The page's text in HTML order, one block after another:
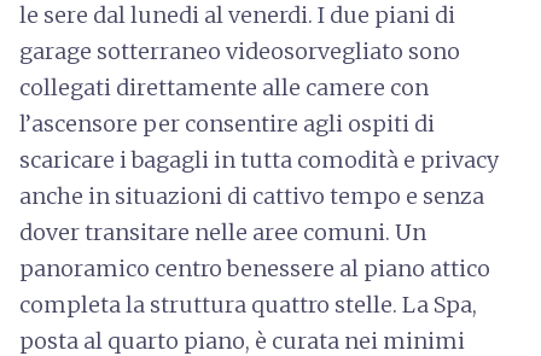
le sere dal lunedi al venerdi. I due piani di
garage sotterraneo videosorvegliato sono
collegati direttamente alle camere con
l’ascensore per consentire agli ospiti di
scaricare i bagagli in tutta comodità e privacy
anche in situazioni di cattivo tempo e senza
dover transitare nelle aree comuni. Un
panoramico centro benessere al piano attico
completa la struttura quattro stelle. La Spa,
posta al quarto piano, è curata nei minimi